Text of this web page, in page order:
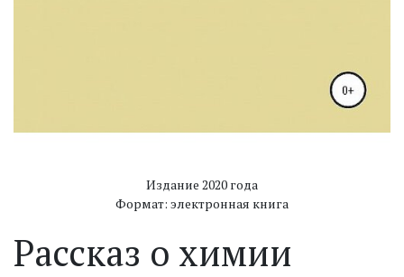
Издание 2020 года
Формат: электронная книга
Рассказ о химии